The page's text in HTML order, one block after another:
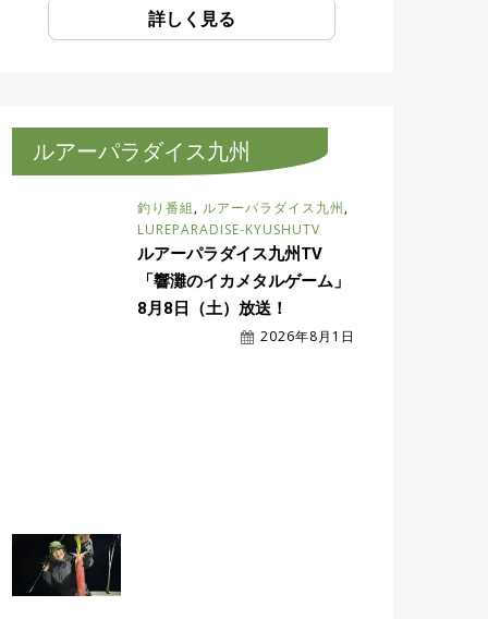
詳しく見る
ルアーパラダイス九州
釣り番組, ルアーパラダイス九州,
LUREPARADISE-KYUSHUTV
ルアーパラダイス九州TV
「響灘のイカメタルゲーム」
8月8日（土）放送！
2026年8月1日